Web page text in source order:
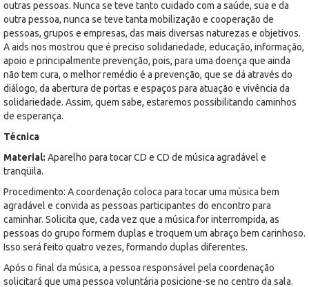
outras pessoas. Nunca se teve tanto cuidado com a saúde, sua e da
outra pessoa, nunca se teve tanta mobilização e cooperação de
pessoas, grupos e empresas, das mais diversas naturezas e objetivos.
A aids nos mostrou que é preciso solidariedade, educação, informação,
apoio e principalmente prevenção, pois, para uma doença que ainda
não tem cura, o melhor remédio é a prevenção, que se dá através do
diálogo, da abertura de portas e espaços para atuação e vivência da
solidariedade. Assim, quem sabe, estaremos possibilitando caminhos
de esperança.
Técnica
Material: Aparelho para tocar CD e CD de música agradável e
tranqüila.
Procedimento: A coordenação coloca para tocar uma música bem
agradável e convida as pessoas participantes do encontro para
caminhar. Solicita que, cada vez que a música for interrompida, as
pessoas do grupo formem duplas e troquem um abraço bem carinhoso.
Isso será feito quatro vezes, formando duplas diferentes.
Após o final da música, a pessoa responsável pela coordenação
solicitará que uma pessoa voluntária posicione-se no centro da sala.